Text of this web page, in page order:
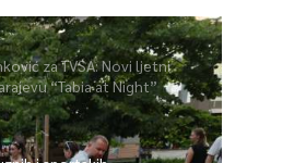
za TVSA: Novi ljetni
“Tabia at Night”